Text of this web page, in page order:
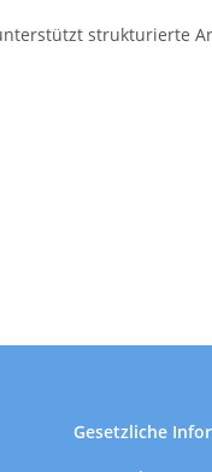
strukturierte
Gesetzliche